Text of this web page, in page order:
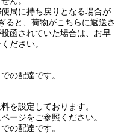
局に持ち戻りとなる場合が
ると、荷物がこちらに返送さ
函されていた場合は、お早
ださい。
の配達です。
を設定しております。
ージをご参照ください。
の配達です。